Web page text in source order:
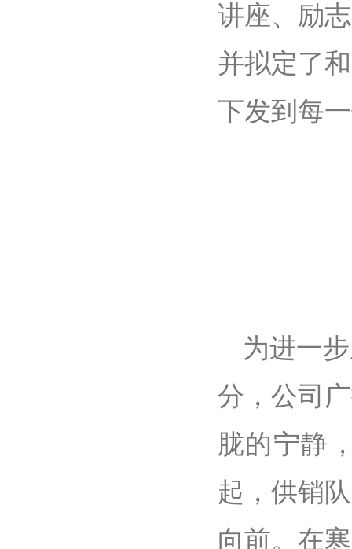
讲座、励
并拟定了
下发到每
为进一
分，公司
胧的宁静
起，供销
向前。在